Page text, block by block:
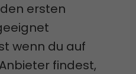
ersten
wenn du auf
findest,